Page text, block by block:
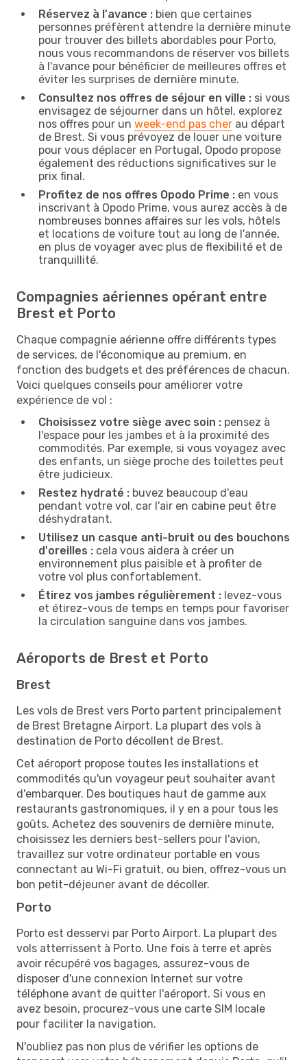
Réservez à l'avance : bien que certaines
personnes préfèrent attendre la dernière minute
pour trouver des billets abordables pour Porto,
nous vous recommandons de réserver vos billets
à l'avance pour bénéficier de meilleures offres et
éviter les surprises de dernière minute.
Consultez nos offres de séjour en ville : si vous
envisagez de séjourner dans un hôtel, explorez
nos offres pour un week-end pas cher au départ
de Brest. Si vous prévoyez de louer une voiture
pour vous déplacer en Portugal, Opodo propose
également des réductions significatives sur le
prix final.
Profitez de nos offres Opodo Prime : en vous
inscrivant à Opodo Prime, vous aurez accès à de
nombreuses bonnes affaires sur les vols, hôtels
et locations de voiture tout au long de l'année,
en plus de voyager avec plus de flexibilité et de
tranquillité.
Compagnies aériennes opérant entre
Brest et Porto
Chaque compagnie aérienne offre différents types
de services, de l'économique au premium, en
fonction des budgets et des préférences de chacun.
Voici quelques conseils pour améliorer votre
expérience de vol :
Choisissez votre siège avec soin : pensez à
l'espace pour les jambes et à la proximité des
commodités. Par exemple, si vous voyagez avec
des enfants, un siège proche des toilettes peut
être judicieux.
Restez hydraté : buvez beaucoup d'eau
pendant votre vol, car l'air en cabine peut être
déshydratant.
Utilisez un casque anti-bruit ou des bouchons
d'oreilles : cela vous aidera à créer un
environnement plus paisible et à profiter de
votre vol plus confortablement.
Étirez vos jambes régulièrement : levez-vous
et étirez-vous de temps en temps pour favoriser
la circulation sanguine dans vos jambes.
Aéroports de Brest et Porto
Brest
Les vols de Brest vers Porto partent principalement
de Brest Bretagne Airport. La plupart des vols à
destination de Porto décollent de Brest.
Cet aéroport propose toutes les installations et
commodités qu'un voyageur peut souhaiter avant
d'embarquer. Des boutiques haut de gamme aux
restaurants gastronomiques, il y en a pour tous les
goûts. Achetez des souvenirs de dernière minute,
choisissez les derniers best-sellers pour l'avion,
travaillez sur votre ordinateur portable en vous
connectant au Wi-Fi gratuit, ou bien, offrez-vous un
bon petit-déjeuner avant de décoller.
Porto
Porto est desservi par Porto Airport. La plupart des
vols atterrissent à Porto. Une fois à terre et après
avoir récupéré vos bagages, assurez-vous de
disposer d'une connexion Internet sur votre
téléphone avant de quitter l'aéroport. Si vous en
avez besoin, procurez-vous une carte SIM locale
pour faciliter la navigation.
N'oubliez pas non plus de vérifier les options de